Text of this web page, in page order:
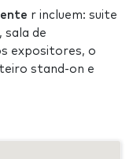
r incluem: suite
sala de
expositores, o
stand-on e